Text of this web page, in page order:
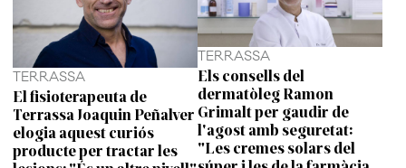
TERRASSA
El fisioterapeuta de
Terrassa Joaquin Peñalver
elogia aquest curiós
producte per tractar les
TERRASSA
Els consells del
dermatòleg Ramon
Grimalt per gaudir de
l'agost amb seguretat:
"Les cremes solars del